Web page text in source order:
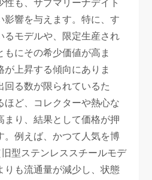
性も、サブマリーナデイト
影響を与えます。特に、す
るモデルや、限定生産され
もにその希少価値が高ま
が上昇する傾向にありま
回る数が限られているた
ほど、コレクターや熱心な
まり、結果として価格が押
。例えば、かつて人気を博
型ステンレススチールモデ
りも流通量が減少し、状態